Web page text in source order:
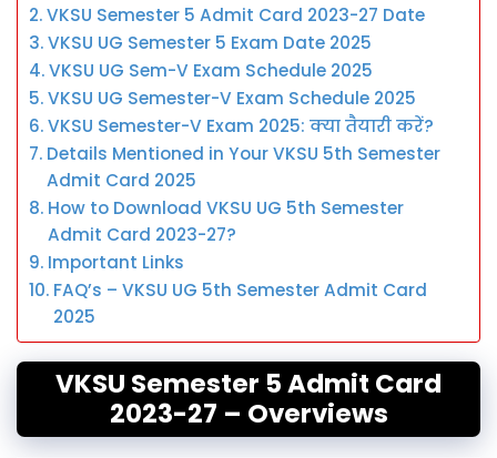
VKSU Semester 5 Admit Card 2023-27 Date
VKSU UG Semester 5 Exam Date 2025
VKSU UG Sem-V Exam Schedule 2025
VKSU UG Semester-V Exam Schedule 2025
VKSU Semester-V Exam 2025: क्या तैयारी करें?
Details Mentioned in Your VKSU 5th Semester
Admit Card 2025
How to Download VKSU UG 5th Semester
Admit Card 2023-27?
Important Links
FAQ’s – VKSU UG 5th Semester Admit Card
2025
VKSU Semester 5 Admit Card
2023-27 – Overviews